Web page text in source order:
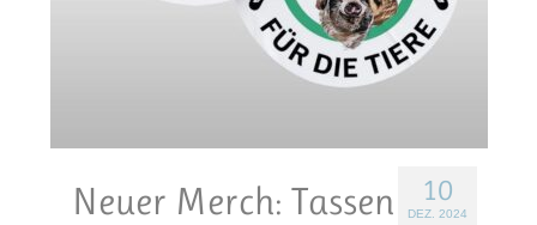
10
DEZ. 2024
Neuer Merch: Tassen